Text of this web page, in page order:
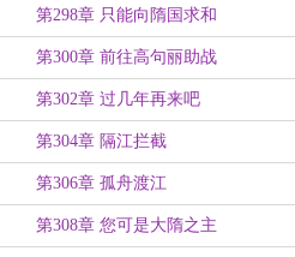
第298章 只能向隋国求和
第300章 前往高句丽助战
第302章 过几年再来吧
第304章 隔江拦截
第306章 孤舟渡江
第308章 您可是大隋之主